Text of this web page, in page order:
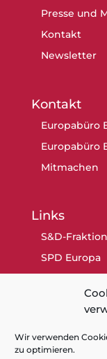
Wir verwenden
zu optimieren.
Presse und
Kontakt
Newsletter
Kontakt
Europabüro
Europabüro
Mitmachen
Links
S&D-Fraktion
SPD Europa